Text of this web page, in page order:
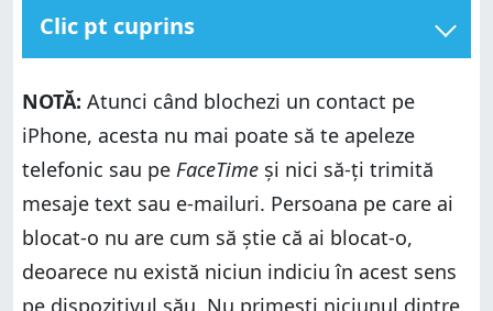
Clic pt cuprins
informații
Accesează ecranul informații pentru a bloca un
număr pe iPhone
Cum blochezi un număr pe iPhone din ecranul
informații
Cum blochezi numere pe iPhone din aplicația
Configurări
Cum vezi numerele blocate pe iPhone-ul tău
NOTĂ: Atunci când blochezi un contact pe
iPhone, acesta nu mai poate să te apeleze
telefonic sau pe FaceTime și nici să-ți trimită
mesaje text sau e-mailuri. Persoana pe care ai
blocat-o nu are cum să știe că ai blocat-o,
deoarece nu există niciun indiciu în acest sens